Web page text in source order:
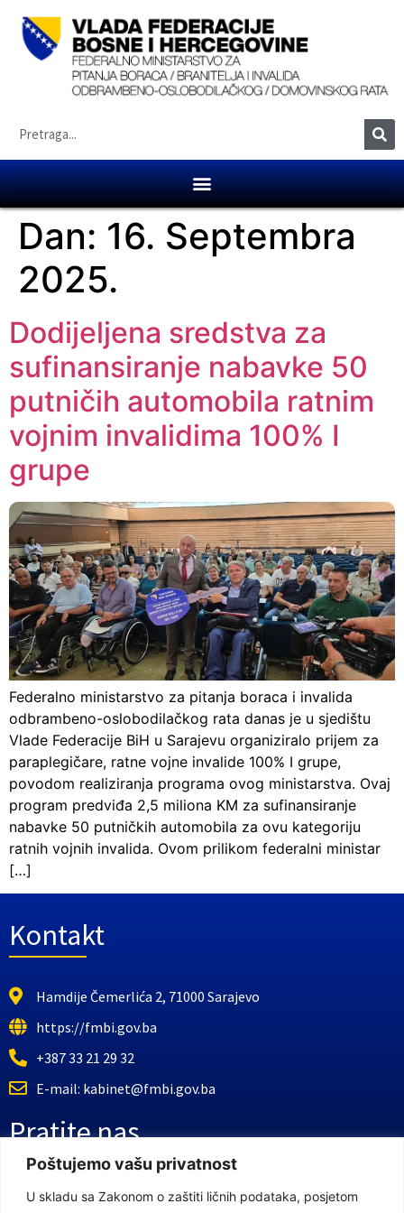
Poštujemo vašu privatnost
U skladu sa Zakonom o zaštiti ličnih podataka, posjetom
Dan: 16. Septembra
2025.
Dodijeljena sredstva za
sufinansiranje nabavke 50
putničih automobila ratnim
vojnim invalidima 100% I
grupe
Federalno ministarstvo za pitanja boraca i invalida
odbrambeno-oslobodilačkog rata danas je u sjedištu
Vlade Federacije BiH u Sarajevu organiziralo prijem za
paraplegičare, ratne vojne invalide 100% I grupe,
povodom realiziranja programa ovog ministarstva. Ovaj
program predviđa 2,5 miliona KM za sufinansiranje
nabavke 50 putničkih automobila za ovu kategoriju
ratnih vojnih invalida. Ovom prilikom federalni ministar
[…]
Kontakt
Hamdije Čemerlića 2, 71000 Sarajevo
https://fmbi.gov.ba
+387 33 21 29 32
E-mail: kabinet@fmbi.gov.ba
Pratite nas
Facebook Stranica